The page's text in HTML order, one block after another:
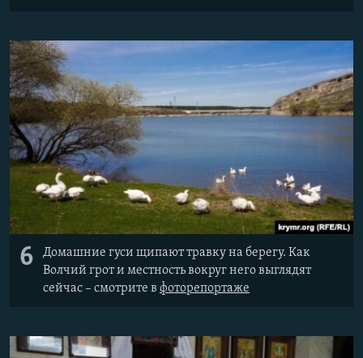
6
Домашние гуси щипают травку на берегу. Как
Волчий грот и местность вокруг него выглядят
сейчас – смотрите в фоторепортаже